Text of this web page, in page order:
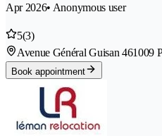
Apr 2026• Anonymous user
5(3)
Avenue Général Guisan 461009
Book appointment